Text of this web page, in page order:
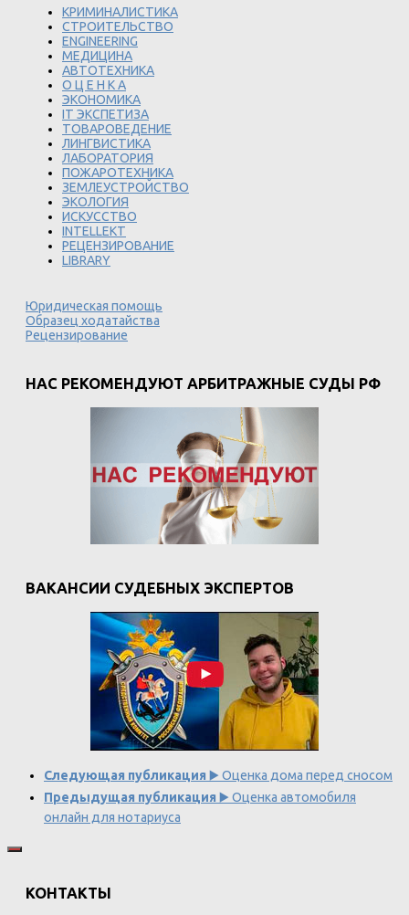
КРИМИНАЛИСТИКА
СТРОИТЕЛЬСТВО
ENGINEERING
МЕДИЦИНА
АВТОТЕХНИКА
О Ц Е Н К А
ЭКОНОМИКА
IT ЭКСПЕТИЗА
ТОВАРОВЕДЕНИЕ
ЛИНГВИСТИКА
ЛАБОРАТОРИЯ
ПОЖАРОТЕХНИКА
ЗЕМЛЕУСТРОЙСТВО
ЭКОЛОГИЯ
ИСКУССТВО
INTELLEKT
РЕЦЕНЗИРОВАНИЕ
LIBRARY
Юридическая помощь
Образец ходатайства
Рецензирование
НАС РЕКОМЕНДУЮТ АРБИТРАЖНЫЕ СУДЫ РФ
ВАКАНСИИ СУДЕБНЫХ ЭКСПЕРТОВ
Следующая публикация ▶️ Оценка дома перед сносом
Предыдущая публикация ▶️ Оценка автомобиля
онлайн для нотариуса
КОНТАКТЫ